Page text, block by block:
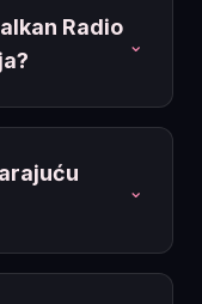
Radio
⌄
⌄